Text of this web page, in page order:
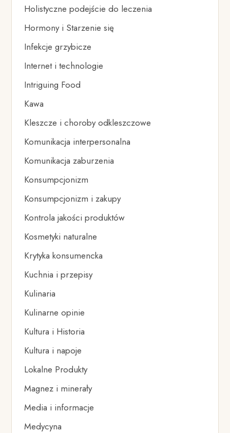
Holistyczne podejście do leczenia
Hormony i Starzenie się
Infekcje grzybicze
Internet i technologie
Intriguing Food
Kawa
Kleszcze i choroby odkleszczowe
Komunikacja interpersonalna
Komunikacja zaburzenia
Konsumpcjonizm
Konsumpcjonizm i zakupy
Kontrola jakości produktów
Kosmetyki naturalne
Krytyka konsumencka
Kuchnia i przepisy
Kulinaria
Kulinarne opinie
Kultura i Historia
Kultura i napoje
Lokalne Produkty
Magnez i minerały
Media i informacje
Medycyna